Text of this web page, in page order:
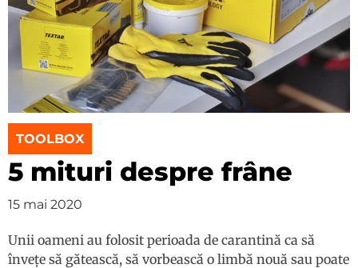
TOOLBOX
5 mituri despre frâne
15 mai 2020
Unii oameni au folosit perioada de carantină ca să
învețe să gătească, să vorbească o limbă nouă sau poate